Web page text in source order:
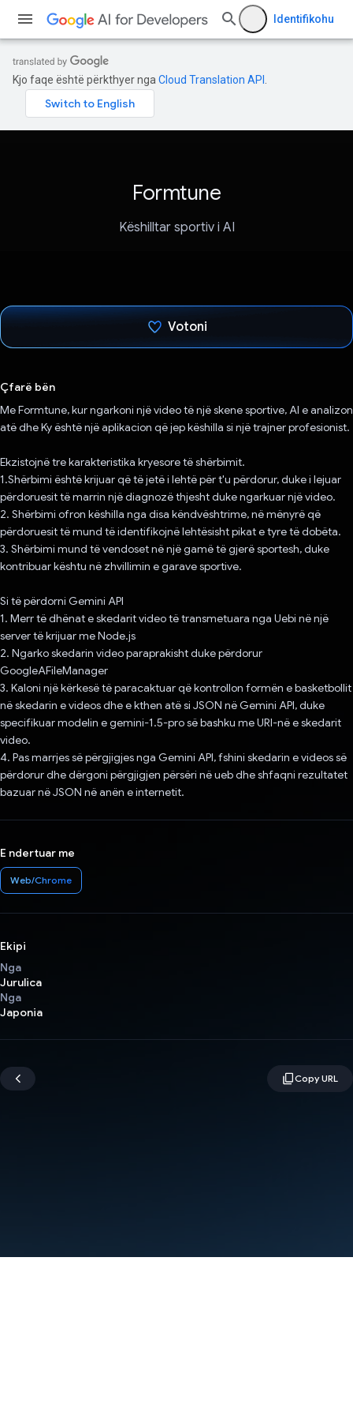
Identifikohu
Kjo faqe është përkthyer nga Cloud Translation API
Formtune
Këshilltar sportiv i AI
Votoni
Çfarë bën
Me Formtune, kur ngarkoni një video të një skene sportive, AI e analizon
atë dhe Ky është një aplikacion që jep këshilla si një trajner profesionist.
Ekzistojnë tre karakteristika kryesore të shërbimit.
1.Shërbimi është krijuar që të jetë i lehtë për t'u përdorur, duke i lejuar
përdoruesit të marrin një diagnozë thjesht duke ngarkuar një video.
2. Shërbimi ofron këshilla nga disa këndvështrime, në mënyrë që
përdoruesit të mund të identifikojnë lehtësisht pikat e tyre të dobëta.
3. Shërbimi mund të vendoset në një gamë të gjerë sportesh, duke
kontribuar kështu në zhvillimin e garave sportive.
Si të përdorni Gemini API
1. Merr të dhënat e skedarit video të transmetuara nga Uebi në një
server të krijuar me Node.js
2. Ngarko skedarin video paraprakisht duke përdorur
GoogleAFileManager
3. Kaloni një kërkesë të paracaktuar që kontrollon formën e basketbollit
në skedarin e videos dhe e kthen atë si JSON në Gemini API, duke
specifikuar modelin e gemini-1.5-pro së bashku me URI-në e skedarit
video.
4. Pas marrjes së përgjigjes nga Gemini API, fshini skedarin e videos së
përdorur dhe dërgoni përgjigjen përsëri në ueb dhe shfaqni rezultatet
bazuar në JSON në anën e internetit.
E ndertuar me
Web/Chrome
Ekipi
Nga
Jurulica
Nga
Japonia